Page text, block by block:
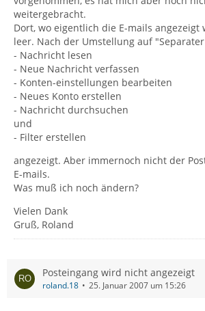
weitergebracht.
Dort, wo eigentlich die E-mails angezeigt
leer. Nach der Umstellung auf
- Nachricht lesen
- Neue Nachricht verfassen
- Konten-einstellungen bearbeiten
- Neues Konto erstellen
- Nachricht durchsuchen
und
- Filter erstellen
angezeigt. Aber immernoch nicht der
E-mails.
Was muß ich noch ändern?
Vielen Dank
Gruß, Roland
Posteingang wird nicht angezeigt
roland.18 25. Januar 2007 um 15:26